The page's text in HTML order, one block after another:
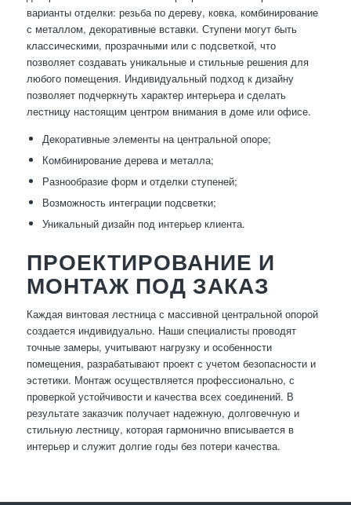
варианты отделки: резьба по дереву, ковка, комбинирование
с металлом, декоративные вставки. Ступени могут быть
классическими, прозрачными или с подсветкой, что
позволяет создавать уникальные и стильные решения для
любого помещения. Индивидуальный подход к дизайну
позволяет подчеркнуть характер интерьера и сделать
лестницу настоящим центром внимания в доме или офисе.
Декоративные элементы на центральной опоре;
Комбинирование дерева и металла;
Разнообразие форм и отделки ступеней;
Возможность интеграции подсветки;
Уникальный дизайн под интерьер клиента.
ПРОЕКТИРОВАНИЕ И
МОНТАЖ ПОД ЗАКАЗ
Каждая винтовая лестница с массивной центральной опорой
создается индивидуально. Наши специалисты проводят
точные замеры, учитывают нагрузку и особенности
помещения, разрабатывают проект с учетом безопасности и
эстетики. Монтаж осуществляется профессионально, с
проверкой устойчивости и качества всех соединений. В
результате заказчик получает надежную, долговечную и
стильную лестницу, которая гармонично вписывается в
интерьер и служит долгие годы без потери качества.